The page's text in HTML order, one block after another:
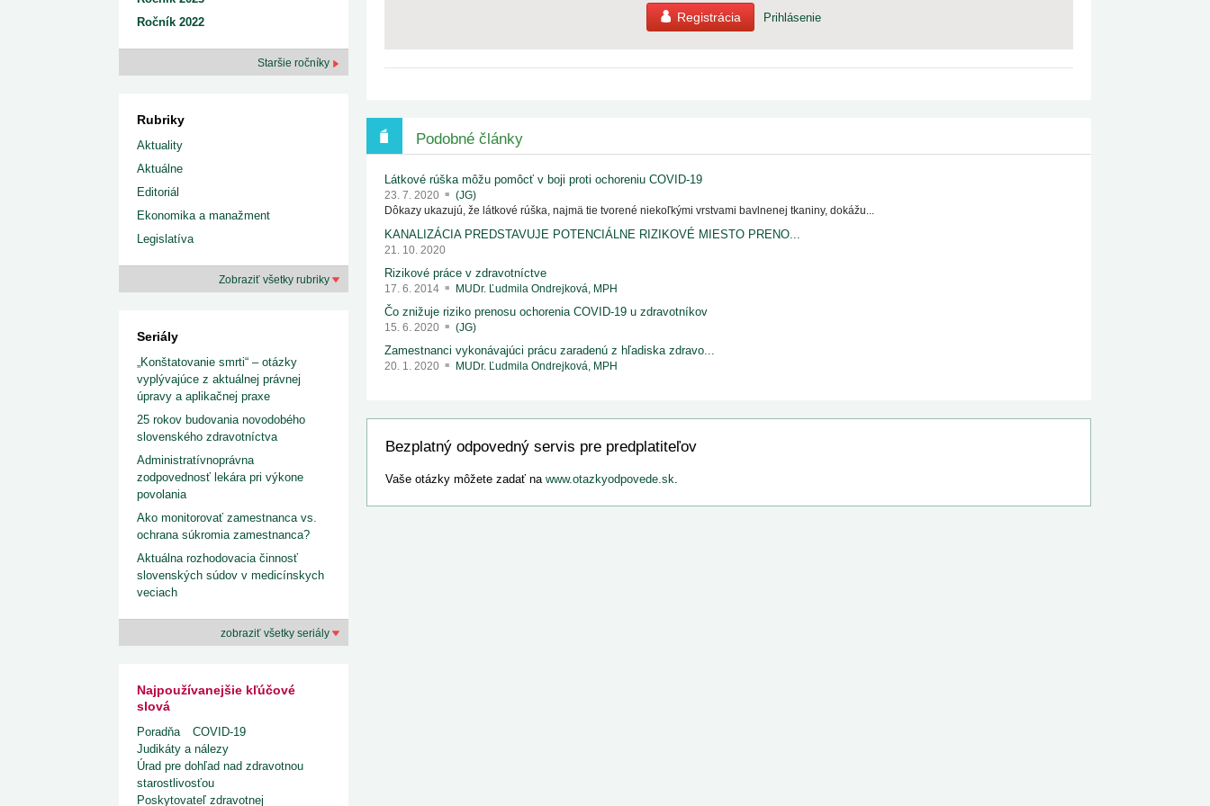
Registrácia Prihlásenie
Podobné články
Látkové rúška môžu pomôcť v boji proti ochoreniu COVID-19
23. 7. 2020
(JG)
Dôkazy ukazujú, že látkové rúška, najmä tie tvorené niekoľkými vrstvami bavlnenej tkaniny, dokážu...
KANALIZÁCIA PREDSTAVUJE POTENCIÁLNE RIZIKOVÉ MIESTO PRENO...
21. 10. 2020
Rizikové práce v zdravotníctve
17. 6. 2014 MUDr. Ľudmila Ondrejková, MPH
Čo znižuje riziko prenosu ochorenia COVID-19 u zdravotníkov
15. 6. 2020 (JG)
Zamestnanci vykonávajúci prácu zaradenú z hľadiska zdravo...
20. 1. 2020 MUDr. Ľudmila Ondrejková, MPH
Bezplatný odpovedný servis pre predplatiteľov
Vaše otázky môžete zadať na www.otazkyodpovede.sk.
Ročník 2022
Staršie ročníky
Rubriky
Aktuality
Aktuálne
Editoriál
Ekonomika a manažment
Legislatíva
Zobraziť všetky rubriky
Seriály
„Konštatovanie smrti“ – otázky
vyplývajúce z aktuálnej právnej
úpravy a aplikačnej praxe
25 rokov budovania novodobého
slovenského zdravotníctva
Administratívnoprávna
zodpovednosť lekára pri výkone
povolania
Ako monitorovať zamestnanca vs.
ochrana súkromia zamestnanca?
Aktuálna rozhodovacia činnosť
slovenských súdov v medicínskych
veciach
zobraziť všetky seriály
Najpoužívanejšie kľúčové
slová
Poradňa
COVID-19
Judikáty a nálezy
Úrad pre dohľad nad zdravotnou
starostlivosťou
Poskytovateľ zdravotnej